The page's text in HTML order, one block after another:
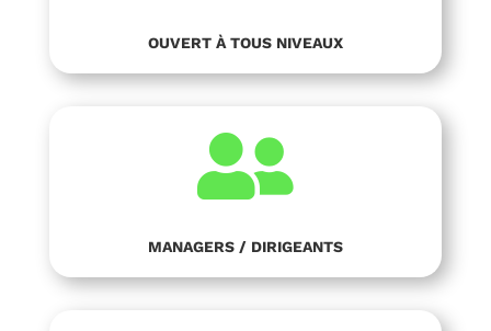
OUVERT À TOUS NIVEAUX

MANAGERS / DIRIGEANTS